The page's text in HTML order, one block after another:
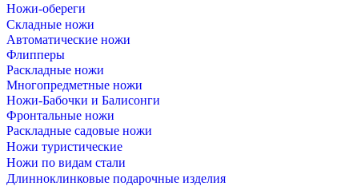
Ножи-обереги
Складные ножи
Автоматические ножи
Флипперы
Раскладные ножи
Многопредметные ножи
Ножи-Бабочки и Балисонги
Фронтальные ножи
Раскладные садовые ножи
Ножи туристические
Ножи по видам стали
Длинноклинковые подарочные изделия